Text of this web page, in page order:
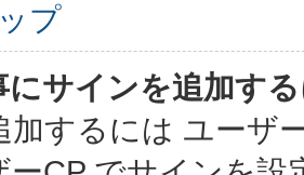
プ
にサインを追加す
加するには ユーザ